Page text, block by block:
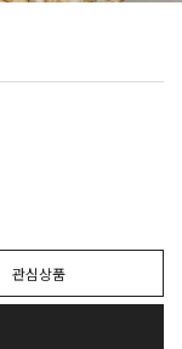
관심상품